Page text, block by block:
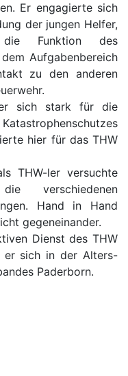
Er engagierte sich
der jungen Helfer,
die Funktion des
Aufgabenbereich
zu den anderen
sich stark für die
hier für das THW
THW-ler versuchte
verschiedenen
Hand in Hand
gegeneinander.
Dienst des THW
er sich in der Alters-
Paderborn.